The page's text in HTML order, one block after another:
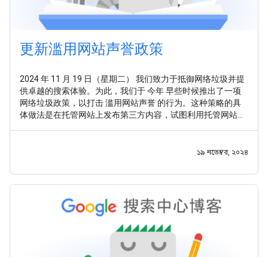
更新滥用网站声誉政策
2024 年 11 月 19 日（星期二） 我们致力于抵御网络垃圾并提
供卓越的搜索体验。为此，我们于 今年 早些时候推出了一项
网络垃圾政策，以打击 滥用网站声誉 的行为。这种策略的具
体做法是在托管网站上发布第三方内容，试图利用托管网站已
১৯ নভেম্বর, ২০২৪